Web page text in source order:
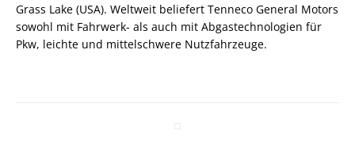
Grass Lake (USA). Weltweit beliefert Tenneco General Motors
sowohl mit Fahrwerk- als auch mit Abgastechnologien für
Pkw, leichte und mittelschwere Nutzfahrzeuge.